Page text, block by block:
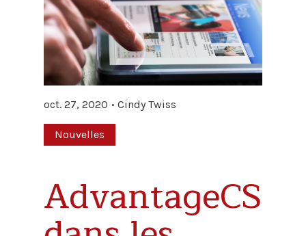
oct. 27, 2020 Cindy Twiss
Nouvelles
AdvantageCS